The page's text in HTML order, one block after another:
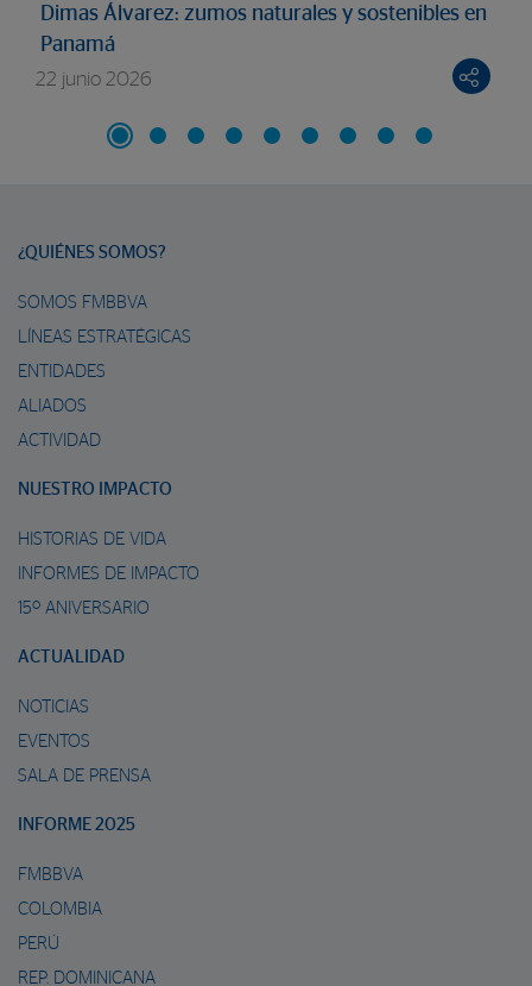
Dimas Álvarez: zumos naturales y sostenibles en
Panamá
22 junio 2026
¿QUIÉNES SOMOS?
SOMOS FMBBVA
LÍNEAS ESTRATÉGICAS
ENTIDADES
ALIADOS
ACTIVIDAD
NUESTRO IMPACTO
HISTORIAS DE VIDA
INFORMES DE IMPACTO
15º ANIVERSARIO
ACTUALIDAD
NOTICIAS
EVENTOS
SALA DE PRENSA
INFORME 2025
FMBBVA
COLOMBIA
PERÚ
REP. DOMINICANA